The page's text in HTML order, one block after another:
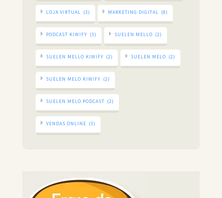
LOJA VIRTUAL (3) MARKETING DIGITAL (8)
PODCAST KIWIFY (3) SUELEN MELLO (2)
SUELEN MELLO KIWIFY (2) SUELEN MELO (2)
SUELEN MELO KIWIFY (2)
SUELEN MELO PODCAST (2)
VENDAS ONLINE (3)